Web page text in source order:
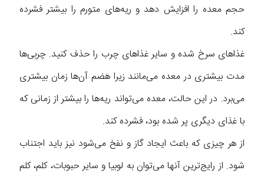
حجم معده را افزایش دهد و ریه‌های متورم را بیشتر فشرده
کند.
غذا‌های سرخ شده و سایر غذا‌های چرب را حذف کنید. چربی‌ها
مدت بیشتری در معده می‌مانند زیرا هضم آن‌ها زمان بیشتری
می‌برد. در این حالت، معده می‌تواند ریه‌ها را بیشتر از زمانی که
با غذای دیگری پر شده بود، فشرده کند.
از هر چیزی که باعث ایجاد گاز و نفخ می‌شود نیز باید اجتناب
شود. از رایج‌ترین آنها می‌توان به لوبیا و سایر حبوبات، کلم، کلم